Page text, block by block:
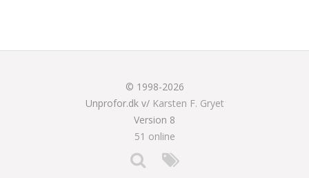
© 1998-2026
Unprofor.dk v/ Karsten F. Gryet
Version 8
51 online